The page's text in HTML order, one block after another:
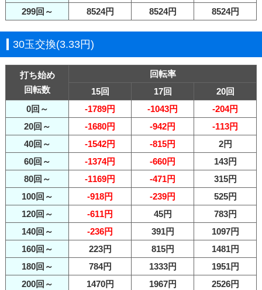
299回～
8524円 8524円 8524円
30玉交換(3.33円)
打ち始め
回転数
回転率
15回
17回
20回
0回～
-1789円 -1043円
-204円
20回～
-1680円 -942円
-113円
40回～
-1542円 -815円
2円
60回～
-1374円 -660円
143円
80回～
-1169円 -471円
315円
100回～
-918円 -239円
525円
120回～
-611円 45円
783円
140回～
-236円 391円
1097円
160回～
223円 815円
1481円
180回～
784円 1333円
1951円
200回～
1470円 1967円 2526円